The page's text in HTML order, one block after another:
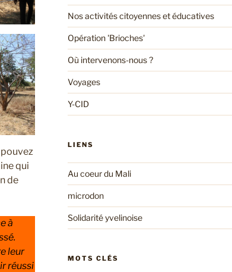
qui
de
à
leur
réussi
Nos activités citoyennes et éducatives
Opération 'Brioches'
Où intervenons-nous ?
Voyages
Y-CID
LIENS
Au coeur du Mali
microdon
Solidarité yvelinoise
MOTS CLÉS